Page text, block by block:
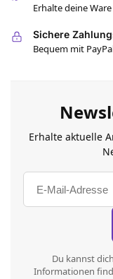
Erhalte deine
Sichere
Bequem mit
Erhalte aktuelle
Du kannst
Informationen